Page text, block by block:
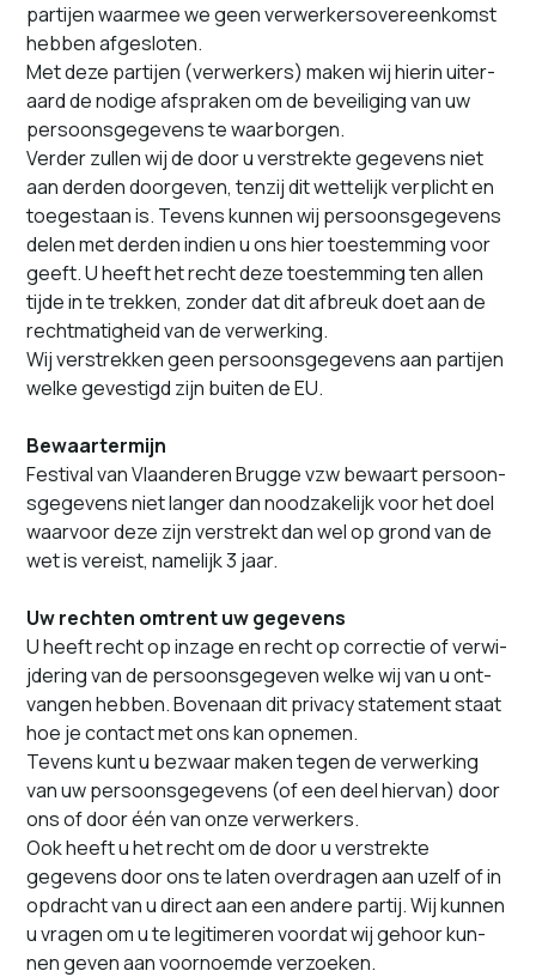
par­ti­jen waarmee we geen ver­w­erk­ersovereenkomst
hebben afgesloten.
Met deze par­ti­jen (ver­w­erk­ers) mak­en wij hierin uit­er­
aard de nodi­ge afsprak­en om de beveilig­ing van uw
per­soon­s­gegevens te waarborgen.
Verder zullen wij de door u ver­strek­te gegevens niet
aan der­den doorgeven, ten­z­ij dit wet­telijk ver­plicht en
toeges­taan is. Tevens kun­nen wij per­soon­s­gegevens
delen met der­den indi­en u ons hier toestem­ming voor
geeft. U heeft het recht deze toestem­ming ten allen
tijde in te trekken, zon­der dat dit afbreuk doet aan de
recht­matigheid van de verwerking.
Wij ver­strekken geen per­soon­s­gegevens aan par­ti­jen
welke geves­tigd zijn buiten de EU.
Bewaartermijn
Festival van Vlaanderen Brugge vzw bewaart per­soon­
s­gegevens niet langer dan noodza­ke­lijk voor het doel
waar­voor deze zijn ver­strekt dan wel op grond van de
wet is vereist, namelijk 3 jaar.
Uw recht­en omtrent uw gegevens
U heeft recht op inzage en recht op cor­rec­tie of ver­wi­
jder­ing van de per­soon­s­gegeven welke wij van u ont­
van­gen hebben. Bovenaan dit pri­va­cy state­ment staat
hoe je con­tact met ons kan opnemen.
Tevens kunt u bezwaar mak­en tegen de ver­w­erk­ing
van uw per­soon­s­gegevens (of een deel hier­van) door
ons of door één van onze verwerkers.
Ook heeft u het recht om de door u ver­strek­te
gegevens door ons te lat­en over­dra­gen aan uzelf of in
opdracht van u direct aan een andere par­tij. Wij kun­nen
u vra­gen om u te legit­imeren voor­dat wij gehoor kun­
nen geven aan voor­noemde verzoeken.